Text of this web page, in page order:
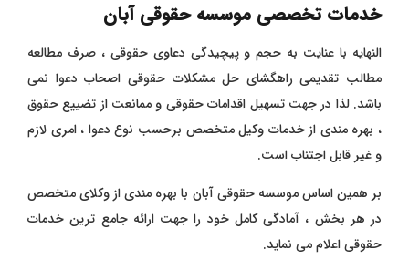
خدمات تخصصی موسسه حقوقی آبان
النهایه با عنایت به حجم و پیچیدگی دعاوی حقوقی ، صرف مطالعه
مطالب تقدیمی راهگشای حل مشکلات حقوقی اصحاب دعوا نمی
باشد. لذا در جهت تسهیل اقدامات حقوقی و ممانعت از تضییع حقوق
، بهره مندی از خدمات وکیل متخصص برحسب نوع دعوا ، امری لازم
و غیر قابل اجتناب است.
بر همین اساس موسسه حقوقی آبان با بهره مندی از وکلای متخصص
در هر بخش ، آمادگی کامل خود را جهت ارائه جامع ترین خدمات
حقوقی اعلام می نماید.